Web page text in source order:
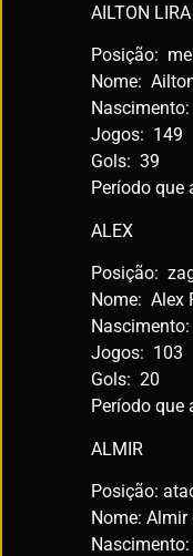
AILTON LIRA
Posição:
Nome:
Jogos: 149
Gols: 39
Período
ALEX
Posição:
Nome: Alex
Jogos: 103
Gols: 20
Período
ALMIR
Posição:
Nome: Almir